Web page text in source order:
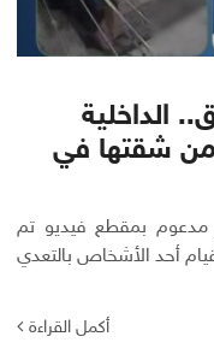
الداخلية
من شقتها في
مدعوم بمقطع فيديو تم
أحد الأشخاص بالتعدي
أكمل القراءة